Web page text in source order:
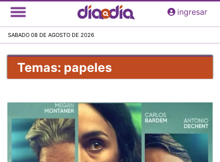
Pasar
al
principal
ingresar
SABADO 08 DE AGOSTO DE 2026
Temas: papeles